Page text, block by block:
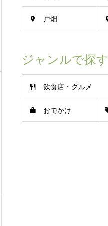
戸畑
ジャンルで探す
飲食店・グルメ
おでかけ